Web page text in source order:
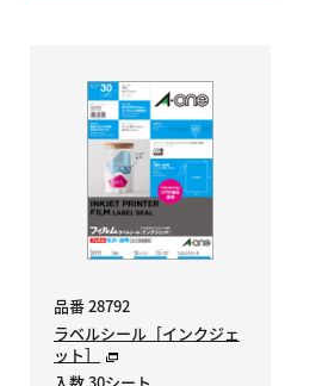
品番 28792
ラベルシール［インクジェ
ット］